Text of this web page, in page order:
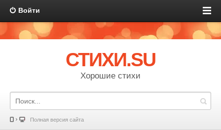
Войти
СТИХИ.SU
Хорошие стихи
Полная версия сайта